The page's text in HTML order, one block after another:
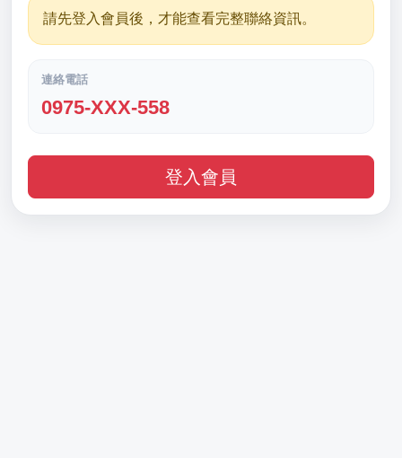
請先登入會員後，才能查看完整聯絡資訊。
連絡電話
0975-XXX-558
登入會員